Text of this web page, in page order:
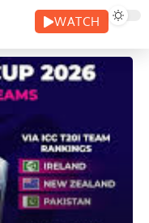
WATCH